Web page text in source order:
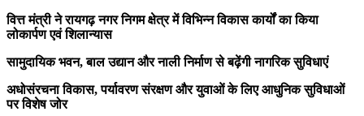
वित्त मंत्री ने रायगढ़ नगर निगम क्षेत्र में विभिन्न विकास कार्यों का किया
लोकार्पण एवं शिलान्यास
सामुदायिक भवन, बाल उद्यान और नाली निर्माण से बढ़ेंगी नागरिक सुविधाएं
अधोसंरचना विकास, पर्यावरण संरक्षण और युवाओं के लिए आधुनिक सुविधाओं
पर विशेष जोर